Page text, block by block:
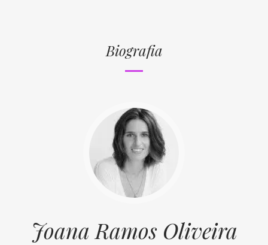
Biografia
Joana Ramos Oliveira